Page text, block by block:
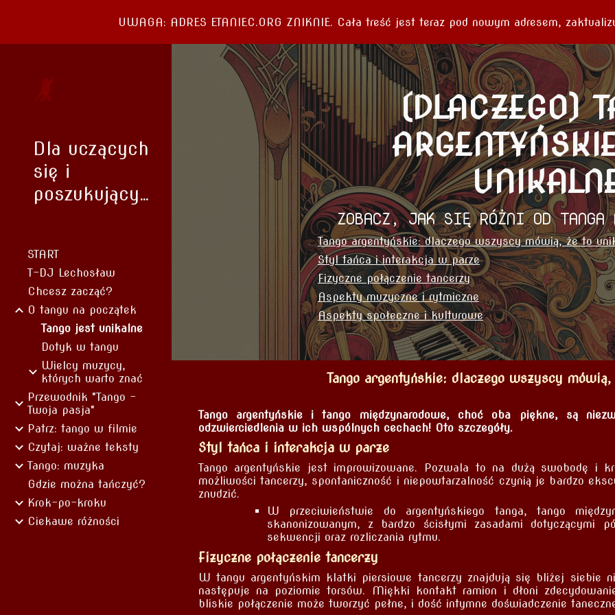
Skip to main content Skip to
UWAGA: ADRES ETANIEC.ORG ZNIKNIE. Cała treść jest teraz pod nowym adresem,
Dla uczących
się i
poszukujących
START
T-DJ Lechosław
Chcesz zacząć?
O tangu na początek
Tango jest unikalne
Dotyk w tangu
Wielcy muzycy,
których warto znać
Przewodnik "Tango -
Twoja pasja"
Patrz: tango w filmie
Czytaj: ważne teksty
Tango: muzyka
Gdzie można tańczyć?
Krok-po-kroku
Ciekawe różności
(DLACZEGO)
ZOBACZ, JAK SIĘ RÓŻNI OD TANGA
Tango argentyńskie: dlaczego wszyscy mówią, że to
Styl tańca i interakcja w parze
Fizyczne połączenie tancerzy
Aspekty muzyczne i rytmiczne
Aspekty społeczne i kulturowe
Tango argentyńskie: dlaczego wszyscy
Tango argentyńskie i tango międzynarodowe, choć oba piękne, są
odzwierciedlenia w ich wspólnych cechach! Oto szczegóły.
Styl tańca i interakcja w parze
Tango argentyńskie jest improwizowane. Pozwala to na dużą swobodę i
możliwości tancerzy, spontaniczność i niepowtarzalność czynią je bardzo
znudzić.
W przeciwieństwie do argentyńskiego tanga, tango
skanonizowanym, z bardzo ścisłymi zasadami
sekwencji oraz rozliczania rytmu.
Fizyczne połączenie tancerzy
W tangu argentyńskim klatki piersiowe tancerzy znajdują się bliżej siebie
następuje na poziomie torsów. Miękki kontakt ramion i dłoni
bliskie połączenie może tworzyć pełne, i dość intymne doświadczenie